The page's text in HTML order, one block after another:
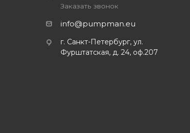
Заказать звонок
info@pumpman.eu
г. Санкт-Петербург, ул.
Фурштатская, д. 24, оф.207